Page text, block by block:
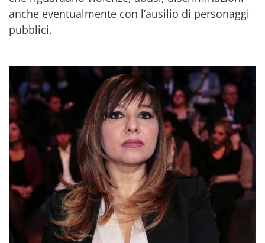
anche eventualmente con l’ausilio di personaggi
pubblici.